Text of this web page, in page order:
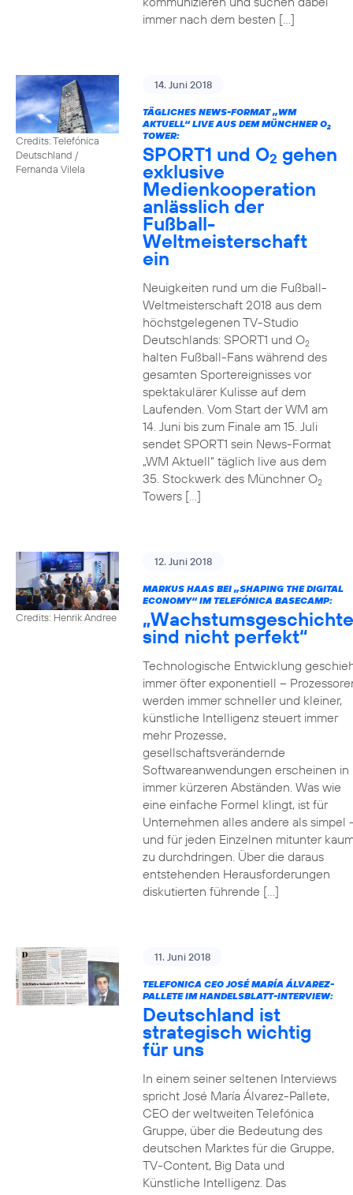
immer nach dem besten […]
Credits: Telefónica
Deutschland /
Fernanda Vilela
14. Juni 2018
TÄGLICHES NEWS-FORMAT „WM
AKTUELL“ LIVE AUS DEM MÜNCHNER O2
TOWER:
SPORT1 und O2 gehen
exklusive
Medienkooperation
anlässlich der
Fußball-
Weltmeisterschaft
ein
Neuigkeiten rund um die Fußball-
Weltmeisterschaft 2018 aus dem
höchstgelegenen TV-Studio
Deutschlands: SPORT1 und O2
halten Fußball-Fans während des
gesamten Sportereignisses vor
spektakulärer Kulisse auf dem
Laufenden. Vom Start der WM am
14. Juni bis zum Finale am 15. Juli
sendet SPORT1 sein News-Format
„WM Aktuell“ täglich live aus dem
35. Stockwerk des Münchner O2
Towers […]
Credits: Henrik Andree
12. Juni 2018
MARKUS HAAS BEI „SHAPING THE DIGITAL
ECONOMY“ IM TELEFÓNICA BASECAMP:
sind nicht perfekt“
Technologische Entwicklung
immer öfter exponentiell –
werden immer schneller und kleiner,
künstliche Intelligenz steuert immer
mehr Prozesse,
gesellschaftsverändernde
Softwareanwendungen erscheinen in
immer kürzeren Abständen. Was wie
eine einfache Formel klingt, ist für
Unternehmen alles andere als simpel
und für jeden Einzelnen mitunter
zu durchdringen. Über die daraus
entstehenden Herausforderungen
diskutierten führende […]
11. Juni 2018
TELEFONICA CEO JOSÉ MARÍA ÁLVAREZ-
PALLETE IM HANDELSBLATT-INTERVIEW:
Deutschland ist
strategisch wichtig
für uns
In einem seiner seltenen Interviews
spricht José María Álvarez-Pallete,
CEO der weltweiten Telefónica
Gruppe, über die Bedeutung des
deutschen Marktes für die Gruppe,
TV-Content, Big Data und
Künstliche Intelligenz. Das